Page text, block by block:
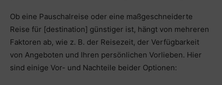
Ob eine Pauschalreise oder eine maßgeschneiderte
Reise für [destination] günstiger ist, hängt von mehreren
Faktoren ab, wie z. B. der Reisezeit, der Verfügbarkeit
von Angeboten und Ihren persönlichen Vorlieben. Hier
sind einige Vor- und Nachteile beider Optionen: